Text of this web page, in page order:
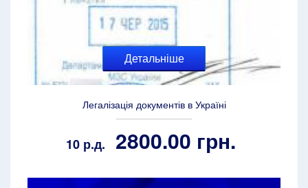
Детальніше
Легалізація документів в Україні
10 р.д. 2800.00 грн.